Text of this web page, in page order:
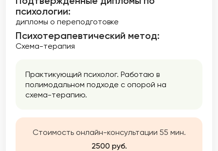
психологии:
дипломы о переподготовке
Психотерапевтический метод:
Схема-терапия
Практикующий психолог. Работаю в
полимодальном подходе с опорой на
схема-терапию.
Стоимость онлайн-консультации 55 мин.
2500 руб.